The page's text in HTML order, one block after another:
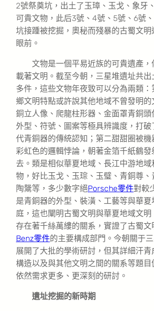
2號祭奠坑，出土了玉璋、玉戈、象牙
可貴文物，此后3號、4號、5號、6號
坑接踵被挖掘，奧秘而殘暴的古蜀文明
眼前。
文物是一個平易近族的可貴遺產
載著文明。截至今朝，三星堆遺址共出
多件，這些文物年夜致可以分為兩類
鄉文明特點或許說其他地域不曾發明的
銅立人像、爬龍柱形器、金面罩青銅
外型、符號、圖案等極具辨識度，打
代青銅器的傳統認知；第二甜甜圈被機
彩虹色的邏輯悖論，朝著金箔千紙鶴發
去。類是相似華夏地域、長江中游地
物，好比玉戈、玉琮、玉璧、青銅尊、
陶鬶等，多少數字絕Porsche零件對較
是青銅器的外型、裝潢、工藝等與華
庭，這也闡明古蜀文明與華夏地域文明
存在著千絲萬縷的關系，實證了古蜀文
Benz零件的主要構成部門。今朝關于
展開了大批的學術研討，但其詳細汗青
構造以及與其他文明之間的關系等題目
依然需求更多、更深刻的研討。
遺址挖掘的新時期